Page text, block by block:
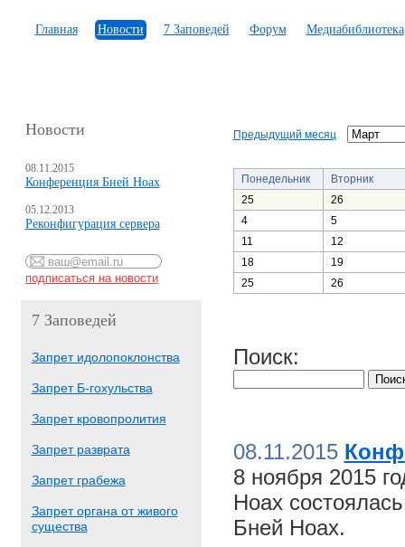
Главная Новости 7 Заповедей Форум Медиабиблиотека
Новости
08.11.2015
Конференция Бней Ноах
05.12.2013
Реконфигурация сервера
7 Заповедей
Запрет идолопоклонства
Запрет Б-гохульства
Запрет кровопролития
Запрет разврата
Запрет грабежа
Запрет органа от живого
существа
Предыдущий месяц
Понедельник
Вторник
25
26
4
5
11
12
18
19
25
26
Поиск:
08.11.2015
8 ноября 2015
Ноах
Бней Ноах.